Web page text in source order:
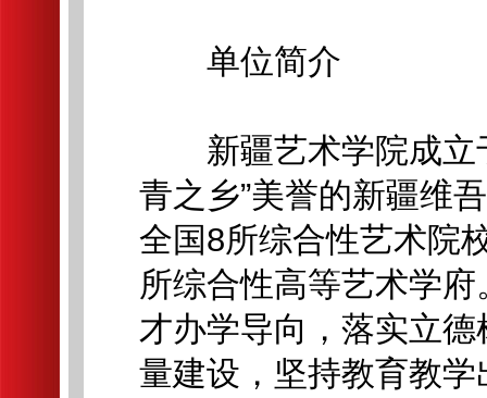
单位简介
新疆艺术学院成立于
青之乡”美誉的新疆维
全国8所综合性艺术院
所综合性高等艺术学
才办学导向，落实立
量建设，坚持教育教